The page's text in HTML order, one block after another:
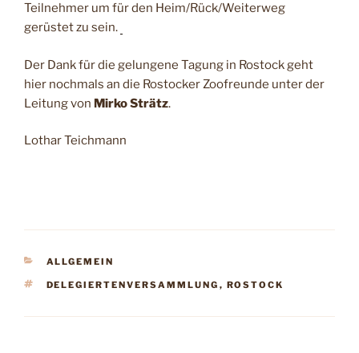
Teilnehmer um für den Heim/Rück/Weiterweg
gerüstet zu sein.
Der Dank für die gelungene Tagung in Rostock geht
hier nochmals an die Rostocker Zoofreunde unter der
Leitung von Mirko Strätz.
Lothar Teichmann
KATEGORIEN
ALLGEMEIN
SCHLAGWÖRTER
DELEGIERTENVERSAMMLUNG , ROSTOCK